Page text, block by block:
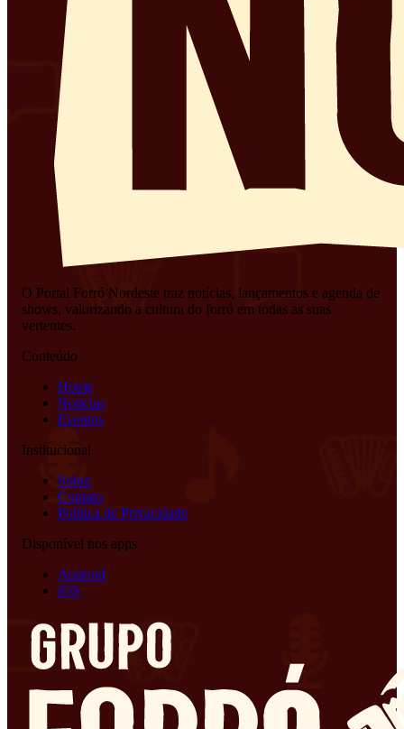
O Portal Forró Nordeste traz notícias, lançamentos e agenda de
shows, valorizando a cultura do forró em todas as suas
vertentes.
Conteúdo
Home
Notícias
Eventos
Institucional
Sobre
Contato
Política de Privacidade
Disponível nos apps
Android
iOS